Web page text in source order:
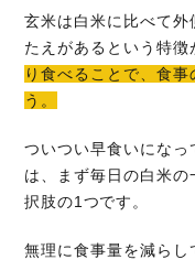
玄米は白米に比べて
たえがあるという特徴
り食べることで、食
う。
ついつい早食いにな
は、まず毎日の白米
択肢の1つです。
無理に食事量を減ら